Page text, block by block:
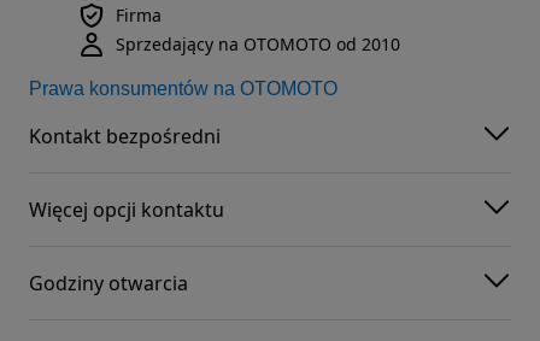
Firma
Sprzedający na OTOMOTO od 2010
Prawa konsumentów na OTOMOTO
Kontakt bezpośredni
Więcej opcji kontaktu
Godziny otwarcia